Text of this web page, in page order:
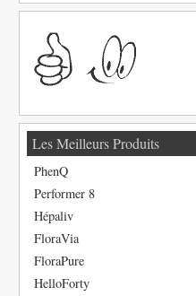
Les Meilleurs Produits
PhenQ
Performer 8
Hépaliv
FloraVia
FloraPure
HelloForty